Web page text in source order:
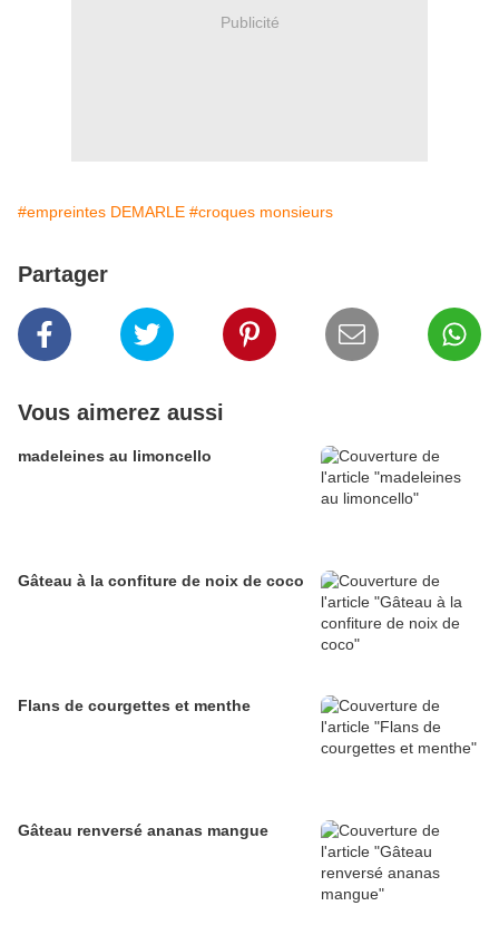
Publicité
#empreintes DEMARLE #croques monsieurs
Partager
Vous aimerez aussi
madeleines au limoncello
Gâteau à la confiture de noix de coco
Flans de courgettes et menthe
Gâteau renversé ananas mangue